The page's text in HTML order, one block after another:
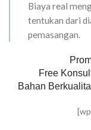
Biaya real
tentukan dari
pemasangan.
Free
Bahan